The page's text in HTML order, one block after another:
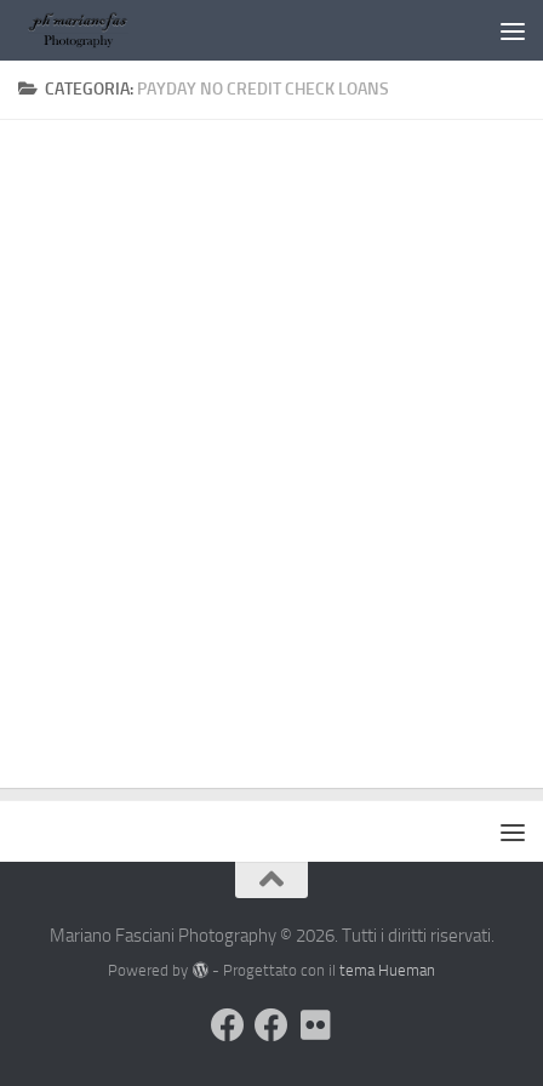
Salta al contenuto
CATEGORIA: PAYDAY NO CREDIT CHECK LOANS
Mariano Fasciani Photography © 2026. Tutti i diritti riservati.
Powered by - Progettato con il tema Hueman